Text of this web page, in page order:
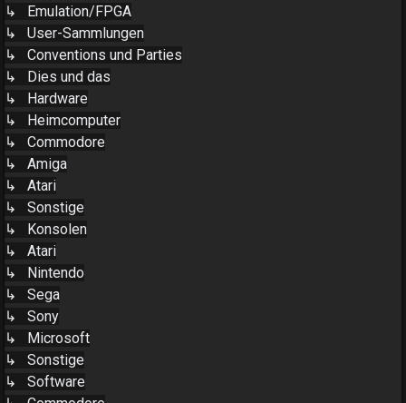
↳ Emulation/FPGA
↳ User-Sammlungen
↳ Conventions und Parties
↳ Dies und das
↳ Hardware
↳ Heimcomputer
↳ Commodore
↳ Amiga
↳ Atari
↳ Sonstige
↳ Konsolen
↳ Atari
↳ Nintendo
↳ Sega
↳ Sony
↳ Microsoft
↳ Sonstige
↳ Software